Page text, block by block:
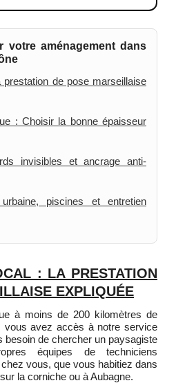
votre aménagement dans
de pose marseillaise
: Choisir la bonne épaisseur
invisibles et ancrage anti-
piscines et entretien
: LA PRESTATION
EXPLIQUÉE
à moins de 200 kilomètres de
vous avez accès à notre service
besoin de chercher un paysagiste
équipes de techniciens
vous, que vous habitiez dans
la corniche ou à Aubagne.